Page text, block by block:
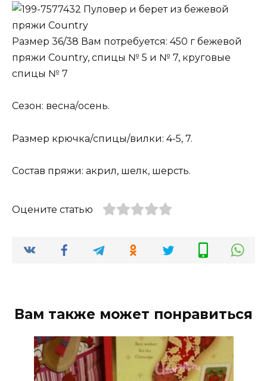
Пуловер и берет из бежевой
пряжи Country
Размер 36/38 Вам потребуется: 450 г бежевой
пряжи Country, спицы № 5 и № 7, круговые
спицы № 7
Сезон: весна/осень.
Размер крючка/спицы/вилки: 4-5, 7.
Состав пряжи: акрил, шелк, шерсть.
Оцените статью
Вам также может понравиться